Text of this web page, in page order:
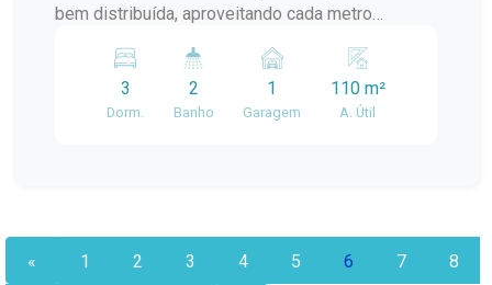
bem distribuída, aproveitando cada metro
naturalmente Cozinha funcional e pratica
Localizado em uma região estratégica,com
fácilacesso a comércios, escolas, transporte
3
Dorm.
2
Banho
1
Garagem
110 m²
A. Útil
« 1 2 3 4 5 6 7 8